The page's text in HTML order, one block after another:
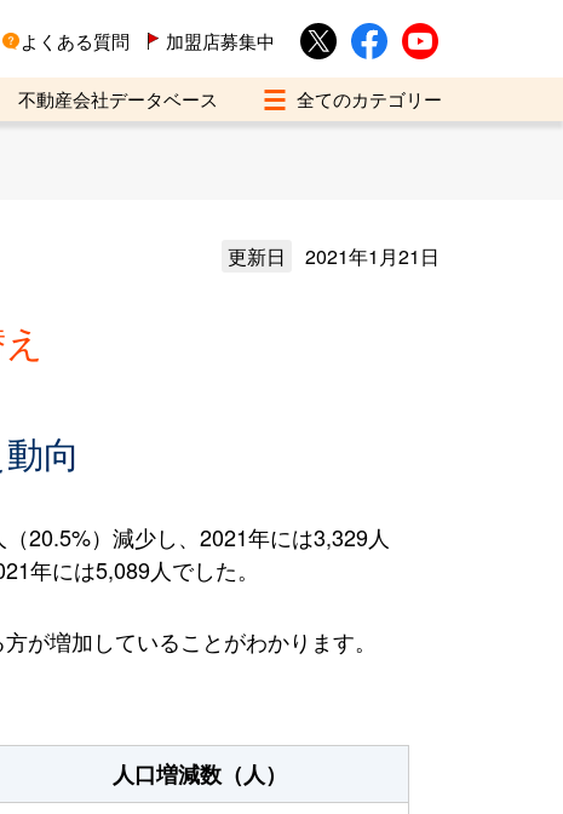
よくある質問 加盟店募集中
不動産会社データベース
更新日 2021年1月21日
向
20.5%）減少し、2021年には3,329人
年には5,089人でした。
が増加していることがわかります。
人口増減数（人）